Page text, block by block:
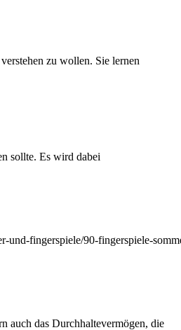
zu wollen. Sie lernen
sollte. Es wird dabei
fingerspiele/90-fingerspiele-
auch das Durchhaltevermögen, die